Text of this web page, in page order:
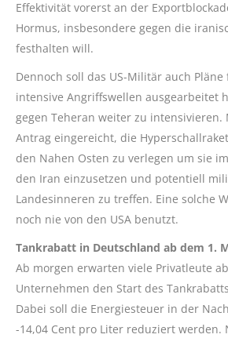
Effektivität vorerst an der
Hormus, insbesondere gegen die
festhalten will.
Dennoch soll das US-Militär auch
intensive Angriffswellen ausgearbeitet
gegen Teheran weiter zu
Antrag eingereicht, die
den Nahen Osten zu verlegen um sie
den Iran einzusetzen und potentiell
Landesinneren zu treffen. Eine solche
noch nie von den USA benutzt.
Tankrabatt in Deutschland ab dem 1.
Ab morgen erwarten viele Privatleute
Unternehmen den Start des
Dabei soll die Energiesteuer in der
-14,04 Cent pro Liter reduziert werden.